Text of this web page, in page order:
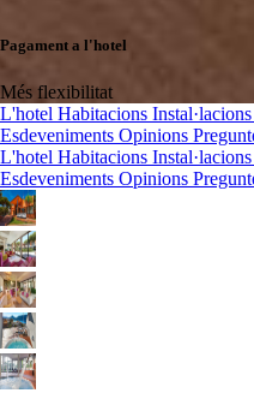
Pagament a l'hotel
Més flexibilitat
L'hotel Habitacions
Esdeveniments Opinions
L'hotel Habitacions
Esdeveniments Opinions